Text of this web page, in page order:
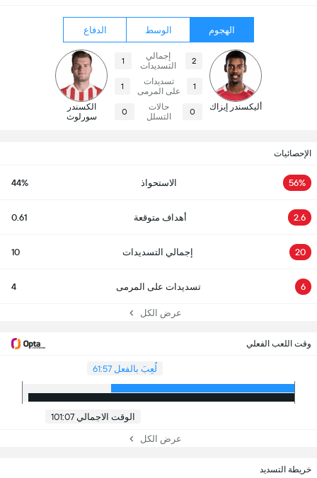
الهجوم الوسط الدفاع
أليكسندر إيزاك
2
إجمالي
التسديدات
1
1
تسديدات
على المرمى
1
0
حالات
التسلل
0
الكسندر
سورلوث
الإحصائيات
56% الاستحواذ 44%
2.6 أهداف متوقعة 0.61
20 إجمالي التسديدات 10
6 تسديدات على المرمى 4
عرض الكل
وقت اللعب الفعلي
لُعِبَ بالفعل 61:57
الوقت الاجمالي 101:07
عرض الكل
خريطة التسديد